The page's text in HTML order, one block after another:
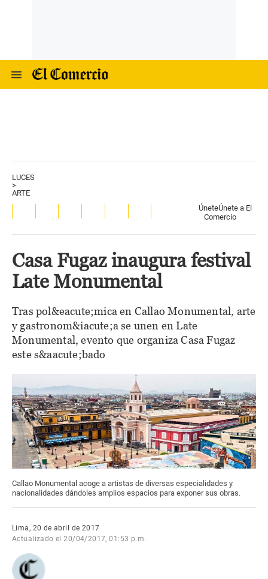
LUCES
>
ARTE
ÚneteÚnete a El
Comercio
Casa Fugaz inaugura festival
Late Monumental
Tras pol&eacute;mica en Callao Monumental, arte
y gastronom&iacute;a se unen en Late
Monumental, evento que organiza Casa Fugaz
este s&aacute;bado
Callao Monumental acoge a artistas de diversas especialidades y
nacionalidades dándoles amplios espacios para exponer sus obras.
Lima, 20 de abril de 2017
Actualizado el 20/04/2017, 01:53 p.m.